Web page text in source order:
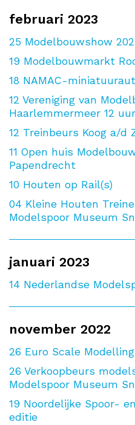
februari 2023
25 Modelbouwshow
19 Modelbouwmarkt
18 NAMAC-
12 Vereniging van
Haarlemmermeer 12
12 Treinbeurs Koog a/d
11 Open huis
Papendrecht
10 Houten op Rail(s)
04 Kleine Houten
Modelspoor Museum
januari 2023
14 Nederlandse
november 2022
26 Euro Scale
26 Verkoopbeurs
Modelspoor Museum
19 Noordelijke Spoor-
editie